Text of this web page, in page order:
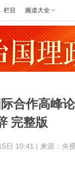
栏目 频道大全
合作高峰
完整版
日 10:41 | 来源：央